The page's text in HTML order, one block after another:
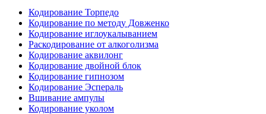
Кодирование Торпедо
Кодирование по методу Довженко
Кодирование иглоукалыванием
Раскодирование от алкоголизма
Кодирование аквилонг
Кодирование двойной блок
Кодирование гипнозом
Кодирование Эспераль
Вшивание ампулы
Кодирование уколом